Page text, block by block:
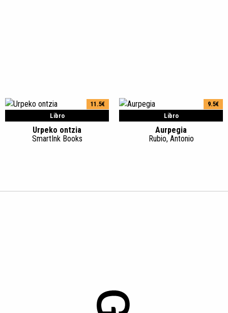
Libro
11.5€
Urpeko ontzia
SmartInk Books
Libro
9.5€
Aurpegia
Rubio, Antonio